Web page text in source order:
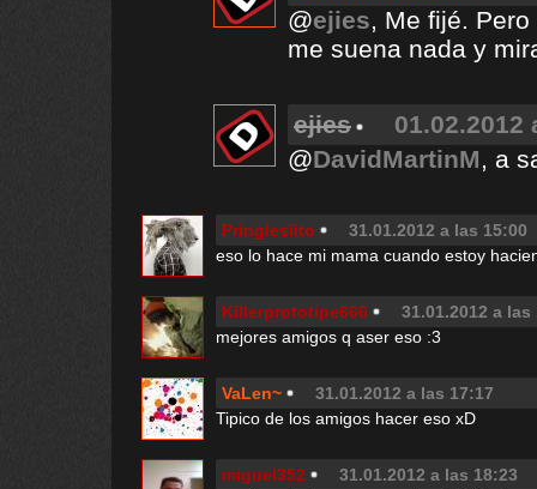
@ejies, Me fijé.
me suena nada y
ejies
01.02.2012
@DavidMartinM, a
Pringlesiito
31.01.2012 a las 15:00
eso lo hace mi mama cuando estoy
Killerprototipe666
31.01.2012 a las
mejores amigos q aser eso :3
VaLen~
31.01.2012 a las 17:17
Tipico de los amigos hacer eso xD
miguel352
31.01.2012 a las 18:23